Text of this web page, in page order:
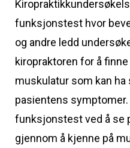
funksjonstest hvor
og andre ledd
kiropraktoren for å
muskulatur som kan
pasientens
funksjonstest ved å se
gjennom å kjenne på